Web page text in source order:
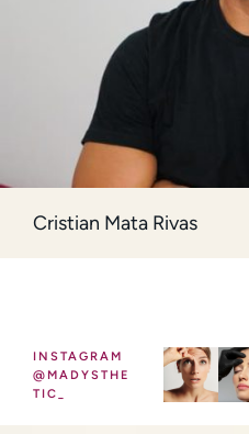
Cristian Mata Rivas
INSTAGRAM
@MADYSTHE
TIC_